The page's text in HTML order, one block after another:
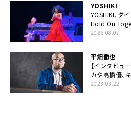
YOSHIKI
YOSHIKI、ダ
Hold On
2026.08.07
平畑徹也
【インタビュ
カや高橋優、
を迎えた初ア
2023.03.22